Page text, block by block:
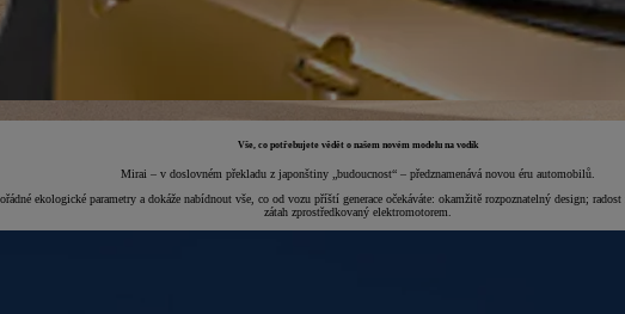
Vše, co potřebujete vědět o našem novém modelu na vodík
Mirai – v doslovném překladu z japonštiny „budoucnost“ – předznamenává novou éru automobilů.
ekologické parametry a dokáže nabídnout vše, co od vozu příští generace očekáváte: okamžitě rozpoznatelný design;
zátah zprostředkovaný elektromotorem.